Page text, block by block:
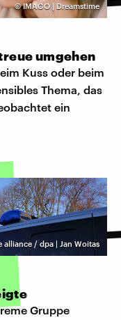
©IMAGO | Dreamstime
umgehen
Kuss oder beim
Thema, das
ein
alliance / dpa | Jan Woitas
Gruppe